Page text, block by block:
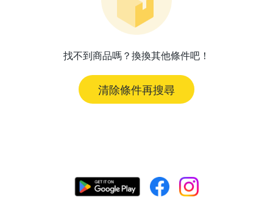
找不到商品嗎？換換其他條件吧！
清除條件再搜尋